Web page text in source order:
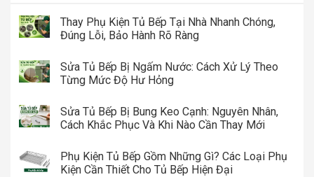
Thay Phụ Kiện Tủ Bếp Tại Nhà Nhanh Chóng,
Đúng Lỗi, Bảo Hành Rõ Ràng
Sửa Tủ Bếp Bị Ngấm Nước: Cách Xử Lý Theo
Từng Mức Độ Hư Hỏng
Sửa Tủ Bếp Bị Bung Keo Cạnh: Nguyên Nhân,
Cách Khắc Phục Và Khi Nào Cần Thay Mới
Phụ Kiện Tủ Bếp Gồm Những Gì? Các Loại Phụ
Kiện Cần Thiết Cho Tủ Bếp Hiện Đại